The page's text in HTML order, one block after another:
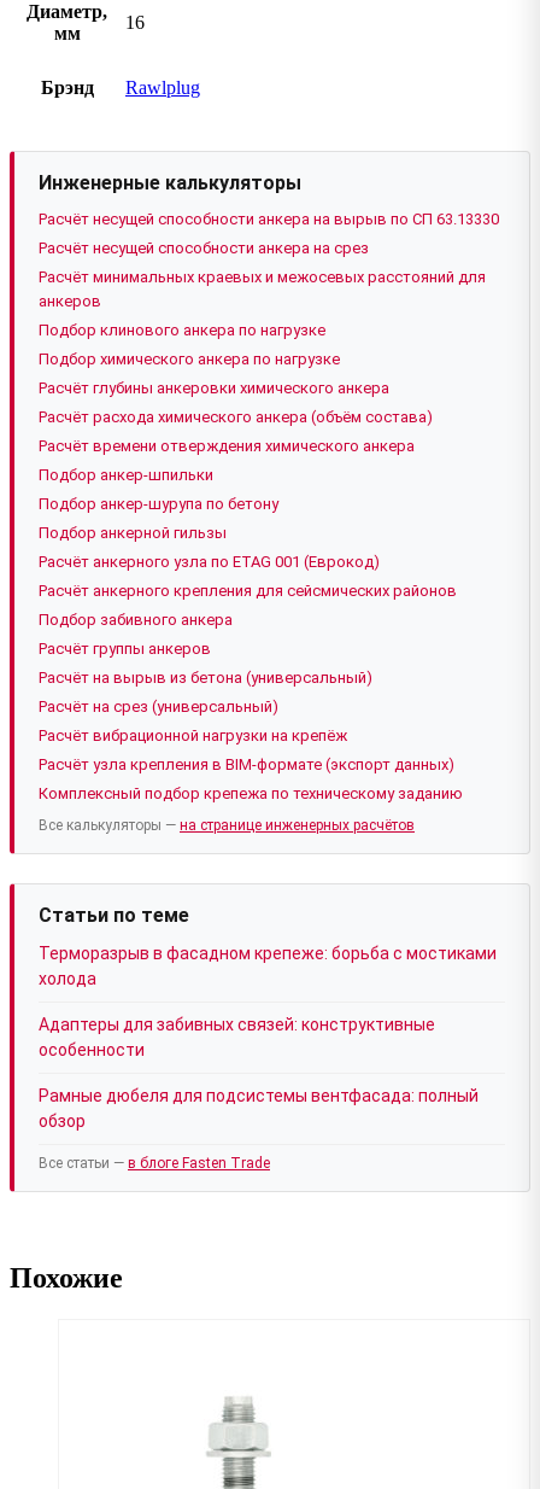
Диаметр,
мм
16
Брэнд Rawlplug
Инженерные калькуляторы
Расчёт несущей способности анкера на вырыв по СП 63.13330
Расчёт несущей способности анкера на срез
Расчёт минимальных краевых и межосевых расстояний для
анкеров
Подбор клинового анкера по нагрузке
Подбор химического анкера по нагрузке
Расчёт глубины анкеровки химического анкера
Расчёт расхода химического анкера (объём состава)
Расчёт времени отверждения химического анкера
Подбор анкер-шпильки
Подбор анкер-шурупа по бетону
Подбор анкерной гильзы
Расчёт анкерного узла по ETAG 001 (Еврокод)
Расчёт анкерного крепления для сейсмических районов
Подбор забивного анкера
Расчёт группы анкеров
Расчёт на вырыв из бетона (универсальный)
Расчёт на срез (универсальный)
Расчёт вибрационной нагрузки на крепёж
Расчёт узла крепления в BIM-формате (экспорт данных)
Комплексный подбор крепежа по техническому заданию
Все калькуляторы — на странице инженерных расчётов
Статьи по теме
Терморазрыв в фасадном крепеже: борьба с мостиками
холода
Адаптеры для забивных связей: конструктивные
особенности
Рамные дюбеля для подсистемы вентфасада: полный
обзор
Все статьи — в блоге Fasten Trade
Похожие